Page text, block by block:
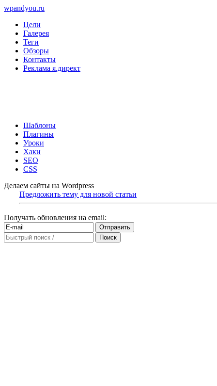
wpandyou.ru
Цели
Галерея
Теги
Обзоры
Контакты
Реклама я.директ
Шаблоны
Плагины
Уроки
Хаки
SEO
CSS
Делаем сайты на Wordpress
Предложить тему для новой статьи
Получать обновления на email: